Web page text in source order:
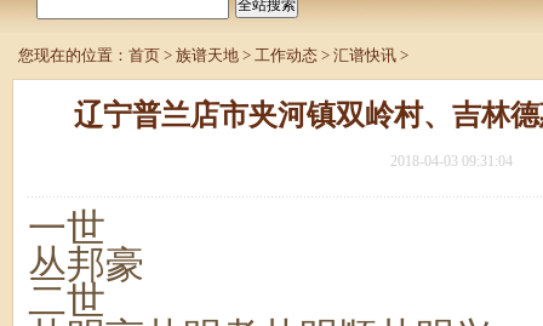
您现在的位置： 首页 > 族谱天地 > 工作动态 > 汇谱快讯 >
辽宁普兰店市夹河镇双岭村、吉林
2018-04-03 09:31:04
一世
丛邦豪
二世